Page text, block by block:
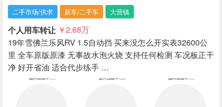
二手市场/供求 新车/二手车 大营镇
个人用车转让 ￥2.68万
19年雪佛兰乐风RV 1.5自动挡 买来没怎么开实表32600公
里 全车原版原漆 无事故水泡火烧 支持任何检测 车况板正干
净 好开省油 适合代步练手 …